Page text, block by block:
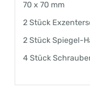
70 x 70 mm
2 Stück
2 Stück Spiegel-
4 Stück